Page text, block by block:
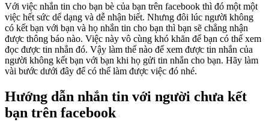
Với việc nhắn tin cho bạn bè của bạn trên facebook thì đó một một
việc hết sức dể dạng và dễ nhận biết. Nhưng đôi lúc người không
có kết bạn với bạn và họ nhắn tin cho bạn thì bạn sẽ chẳng nhận
được thông báo nào. Việc này vô cùng khó khăn để bạn có thể xem
đọc được tin nhắn đó. Vậy làm thế nào để xem được tin nhắn của
người không kết bạn với bạn khi họ gửi tin nhắn cho bạn. Hãy làm
vài bước dưới đây để có thể làm được việc đó nhé.
Hướng dẫn nhắn tin với người chưa kết
bạn trên facebook